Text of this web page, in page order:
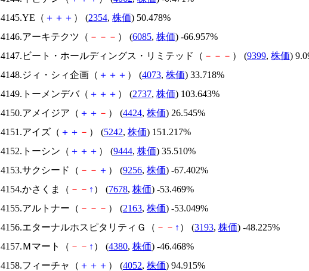
4145.YE（ ＋ ＋ ＋ ） (2354, 株価) 50.478%
4146.アーキテクツ（ － － － ） (6085, 株価) -66.957%
4147.ビート・ホールディングス・リミテッド（ － － － ） (9399, 株価)
4148.ジィ・シィ企画（ ＋ ＋ ＋ ） (4073, 株価) 33.718%
4149.トーメンデバ（ ＋ ＋ ＋ ） (2737, 株価) 103.643%
4150.アメイジア（ ＋ ＋ － ） (4424, 株価) 26.545%
4151.アイズ（ ＋ ＋ － ） (5242, 株価) 151.217%
4152.トーシン（ ＋ ＋ ＋ ） (9444, 株価) 35.510%
4153.サクシード（ － － ＋ ） (9256, 株価) -67.402%
4154.かさくま（ － － ↑ ） (7678, 株価) -53.469%
4155.アルトナー（ － － － ） (2163, 株価) -53.049%
4156.エターナルホスピタリティＧ（ － － ↑ ） (3193, 株価) -48.225%
4157.Ｍマート（ － － ↑ ） (4380, 株価) -46.468%
4158.フィーチャ（ ＋ ＋ ＋ ） (4052, 株価) 94.915%